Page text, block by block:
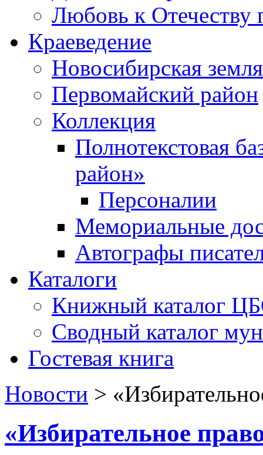
Любовь к Отечеству
Краеведение
Новосибирская земля
Первомайский район
Коллекция
Полнотекстовая
район»
Персоналии
Мемориальные
Автографы
Каталоги
Книжный каталог
Сводный каталог
Гостевая книга
Новости >
«Избирательное